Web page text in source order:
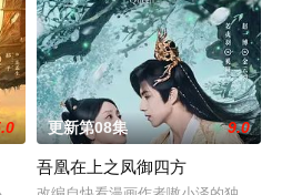
更新第08集 9.0
吾凰在上之凤御四方